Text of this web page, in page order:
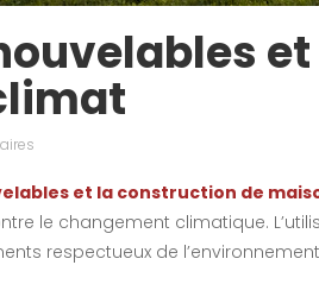
et la construction de
le changement climatique.
respectueux de